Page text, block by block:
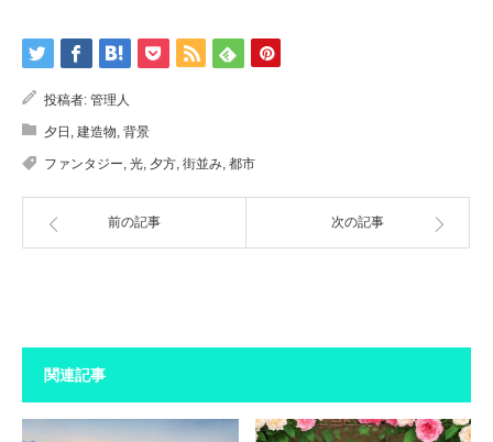
投稿者: 管理人
夕日 , 建造物, 背景
ファンタジー, 光, 夕方, 街並み, 都市
前の記事 次の記事
関連記事